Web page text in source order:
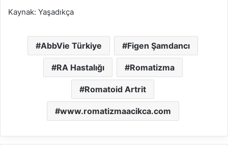
Kaynak: Yaşadıkça
AbbVie Türkiye Figen Şamdancı
RA Hastalığı Romatizma
Romatoid Artrit
www.romatizmaacikca.com